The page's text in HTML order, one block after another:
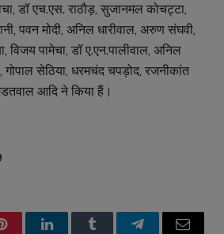
डॉ एच.एस. राठौड़, सुजानमल कोचट्टा,
पवन मोदी, अनिल धारीवाल, अरुण संघवी,
विजय पामेचा, डॉ ए.एन.पालीवाल, अनिल
गोपाल सेठिया, धरमचंद चपड़ोद, रजनीकांत
आदि ने किया हैं।